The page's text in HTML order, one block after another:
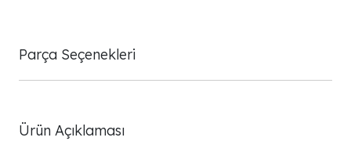
Parça Seçenekleri
Ürün Açıklaması